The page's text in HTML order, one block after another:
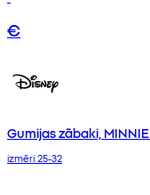
€
Gumijas zābaki,
izmēri 25-32